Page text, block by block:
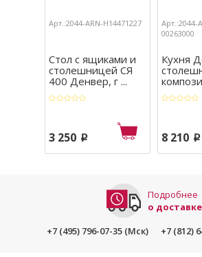
Арт.:2044-ARN-Н14471227
Стол с ящиками и
столешницей СЯ
400 Денвер, г ...
3 250 p
Арт.:2044-
00263000
Кухня
8 210 p
Подробнее
о доставке
+7 (495) 796-07-35 (Мск)
+7 (812)